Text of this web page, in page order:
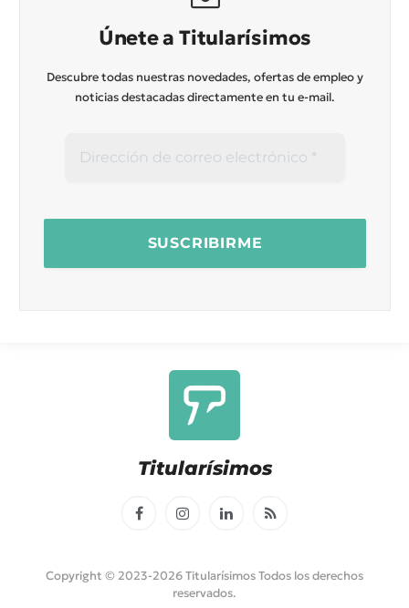
Únete a Titularísimos
Descubre todas nuestras novedades, ofertas de empleo y
noticias destacadas directamente en tu e-mail.
Titularísimos
FacebookInstagramLinkedInRSS
Copyright © 2023-2026 Titularísimos Todos los derechos
reservados.